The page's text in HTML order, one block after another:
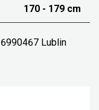
170 - 179 cm
Lublin